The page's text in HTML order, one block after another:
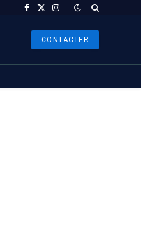
Facebook
X
Instagram
CONTACTER